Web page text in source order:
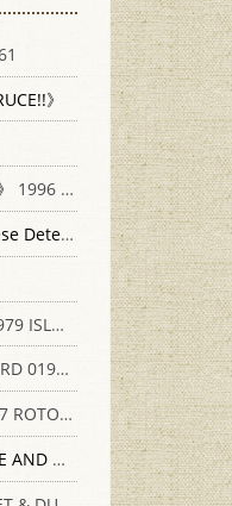
》
1996 THE NETHERLANDS
《The Chinese Gold Murders:A Chinese Detective Story》
1988
PRESS 0909711421
SA 2880460522
《MAYHEM AND MURDER: NARRATIVE AND MORAL PROBLEMS IN THE DETECTIVE STORY》